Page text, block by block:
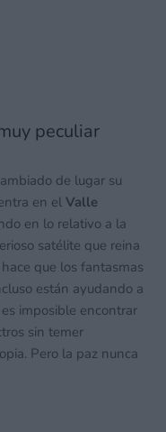
peculiar
de lugar su
en el Valle
en lo relativo a la
satélite que reina
que los fantasmas
están ayudando a
imposible encontrar
sin temer
Pero la paz nunca